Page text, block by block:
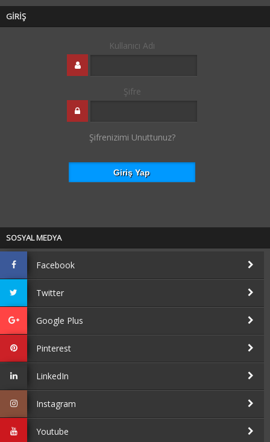
GİRİŞ
Kullanıcı Adı
Şifre
Şifrenizimi Unuttunuz?
SOSYAL MEDYA
Facebook
Twitter
Google Plus
Pinterest
LinkedIn
Instagram
Youtube